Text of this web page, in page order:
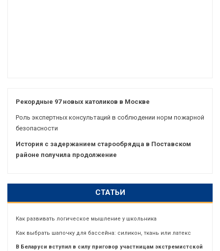
Рекордные 97 новых католиков в Москве
Роль экспертных консультаций в соблюдении норм пожарной
безопасности
История с задержанием старообрядца в Поставском
районе получила продолжение
СТАТЬИ
Как развивать логическое мышление у школьника
Как выбрать шапочку для бассейна: силикон, ткань или латекс
В Беларуси вступил в силу приговор участницам экстремистской